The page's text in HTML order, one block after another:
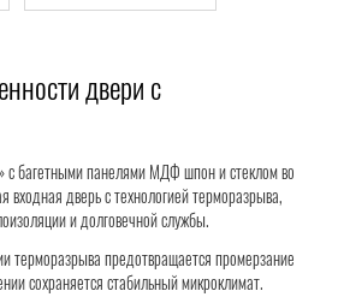
двери с
с багетными панелями МДФ шпон и стеклом во
дверь с технологией терморазрыва,
и долговечной службы.
терморазрыва предотвращается промерзание
сохраняется стабильный микроклимат.